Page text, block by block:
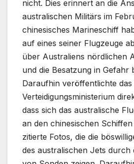
nicht. Dies erinnert an die
australischen Militärs im
chinesisches Marineschiff
auf eines seiner Flugzeuge
über Australiens nördlichen
und die Besatzung in Gefahr
Daraufhin veröffentlichte das
Verteidigungsministerium
dass sich das australische
an den chinesischen
zitierte Fotos, die die
des australischen Jets durch